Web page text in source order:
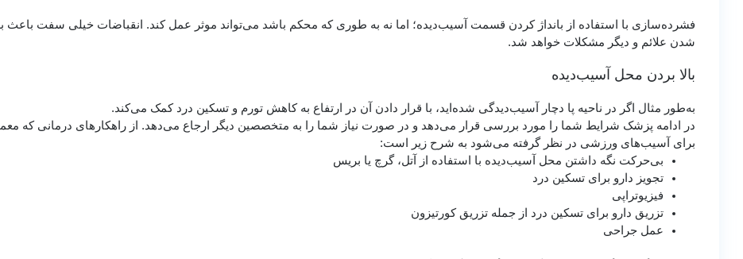
فشرده‌سازی با استفاده از بانداژ کردن قسمت آسیب‌دیده؛ اما نه به طوری که محکم باشد می‌تواند موثر عمل کند. انقباضات خیلی سفت باعث
شدن علائم و دیگر مشکلات خواهد شد.
بالا بردن محل آسیب‌دیده
به‌طور مثال اگر در ناحیه پا دچار آسیب‌دیدگی شده‌اید، با قرار دادن آن در ارتفاع به کاهش تورم و تسکین درد کمک می‌کند.
در ادامه پزشک شرایط شما را مورد بررسی قرار می‌دهد و در صورت نیاز شما را به متخصصین دیگر ارجاع می‌دهد. از راهکارهای درمانی که
برای آسیب‌های ورزشی در نظر گرفته می‌شود به شرح زیر است:
بی‌حرکت نگه داشتن محل آسیب‌دیده با استفاده از آتل، گرچ یا بریس
تجویز دارو برای تسکین درد
فیزیوتراپی
تزریق دارو برای تسکین درد از جمله تزریق کورتیزون
عمل جراحی